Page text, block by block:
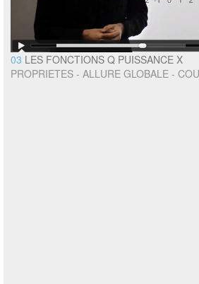
03 LES FONCTIONS Q PUISSANCE X
PROPRIETES - ALLURE GLOBALE -